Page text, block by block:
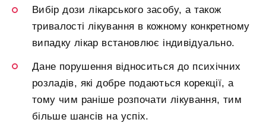
Вибір дози лікарського засобу, а також
тривалості лікування в кожному конкретному
випадку лікар встановлює індивідуально.
Дане порушення відноситься до психічних
розладів, які добре подаються корекції, а
тому чим раніше розпочати лікування, тим
більше шансів на успіх.